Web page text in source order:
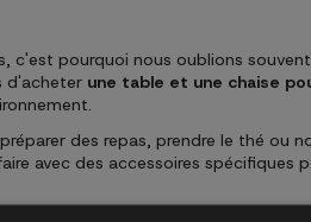
c'est pourquoi nous oublions
d'acheter une table et une chaise
des repas, prendre le thé ou
avec des accessoires